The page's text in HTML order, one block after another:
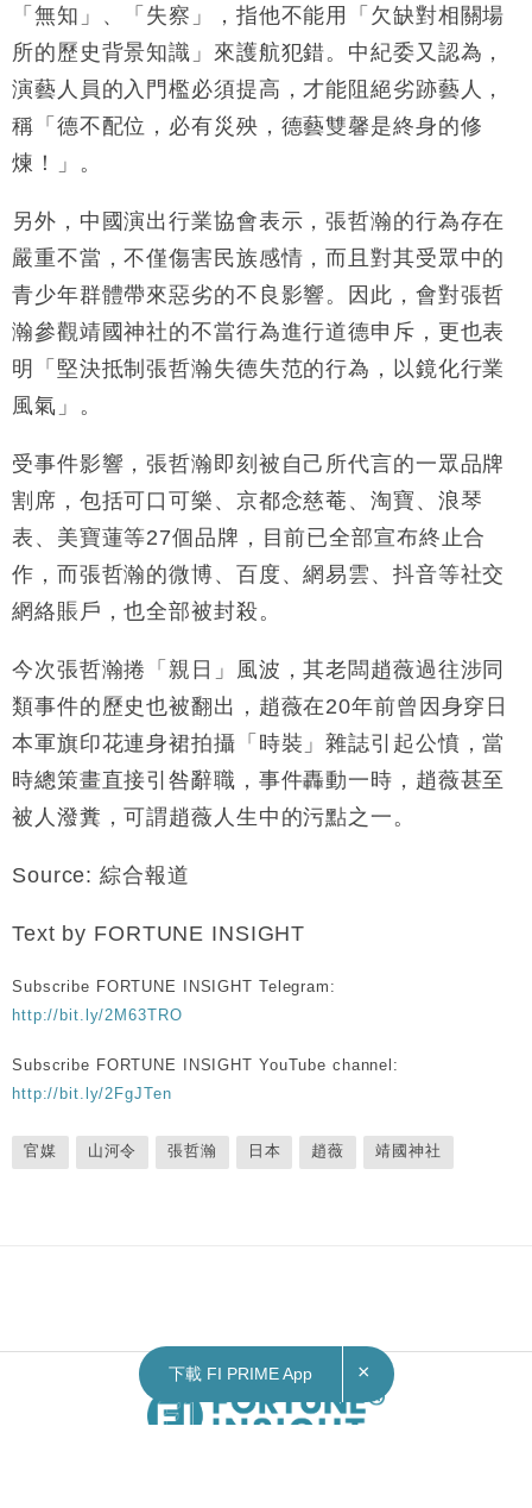
「無知」、「失察」，指他不能用「欠缺對相關場
所的歷史背景知識」來護航犯錯。中紀委又認為，
演藝人員的入門檻必須提高，才能阻絕劣跡藝人，
稱「德不配位，必有災殃，德藝雙馨是終身的修
煉！」。
另外，中國演出行業協會表示，張哲瀚的行為存在
嚴重不當，不僅傷害民族感情，而且對其受眾中的
青少年群體帶來惡劣的不良影響。因此，會對張哲
瀚參觀靖國神社的不當行為進行道德申斥，更也表
明「堅決抵制張哲瀚失德失范的行為，以鏡化行業
風氣」。
受事件影響，張哲瀚即刻被自己所代言的一眾品牌
割席，包括可口可樂、京都念慈菴、淘寶、浪琴
表、美寶蓮等27個品牌，目前已全部宣布終止合
作，而張哲瀚的微博、百度、網易雲、抖音等社交
網絡賬戶，也全部被封殺。
今次張哲瀚捲「親日」風波，其老闆趙薇過往涉同
類事件的歷史也被翻出，趙薇在20年前曾因身穿日
本軍旗印花連身裙拍攝「時裝」雜誌引起公憤，當
時總策畫直接引咎辭職，事件轟動一時，趙薇甚至
被人潑糞，可謂趙薇人生中的污點之一。
Source: 綜合報道
Text by FORTUNE INSIGHT
Subscribe FORTUNE INSIGHT Telegram:
http://bit.ly/2M63TRO
Subscribe FORTUNE INSIGHT YouTube channel:
http://bit.ly/2FgJTen
官媒 山河令 張哲瀚 日本 趙薇 靖國神社
下載 FI PRIME App ×